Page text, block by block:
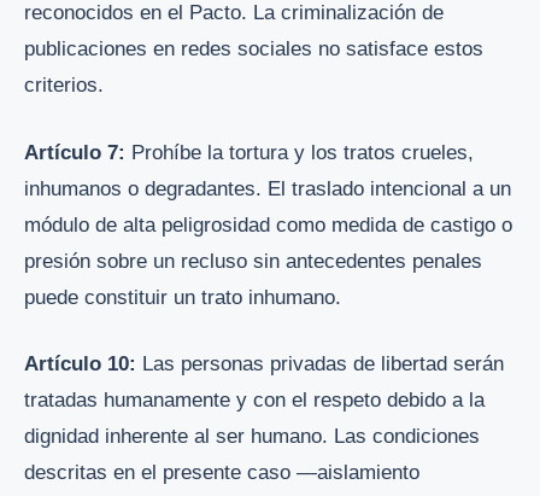
reconocidos en el Pacto. La criminalización de
publicaciones en redes sociales no satisface estos
criterios.
Artículo 7: Prohíbe la tortura y los tratos crueles,
inhumanos o degradantes. El traslado intencional a un
módulo de alta peligrosidad como medida de castigo o
presión sobre un recluso sin antecedentes penales
puede constituir un trato inhumano.
Artículo 10: Las personas privadas de libertad serán
tratadas humanamente y con el respeto debido a la
dignidad inherente al ser humano. Las condiciones
descritas en el presente caso —aislamiento